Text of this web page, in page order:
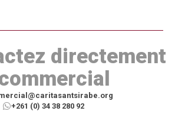
directement
+261 (0) 34 38 280 92